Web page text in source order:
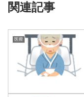
関連記事
医療